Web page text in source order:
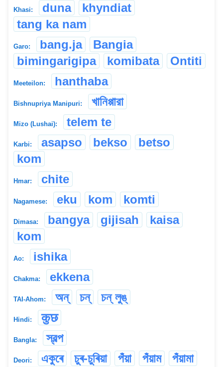
Khasi: duna
khyndiat
tang ka nam
Garo: bang.ja
Bangia
bimingarigipa
komibata Ontiti
Meeteilon: hanthaba
Bishnupriya Manipuri: খানিপ্পারা
Mizo (Lushai): telem te
Karbi: asapso bekso
betso
kom
Hmar: chite
Nagamese: eku kom komti
Dimasa: bangya gijisah
kaisa
kom
Ao: ishika
Chakma: ekkena
TAI-Ahom: অন্ চন্ চন্ লুঙ্
Hindi: कुछ
Bangla: স্বল্প
Deori: একুৰে চুৰ-চুৰিয়া পঁয়া পঁয়াম
পঁয়ামা